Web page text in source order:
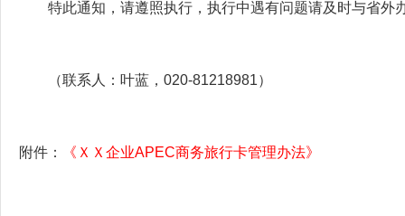
特此通知，请遵照执行，执行中遇有问题请及时与省外
（联系人：叶蓝，020-81218981）
附件 ： 《ＸＸ企业APEC商务旅行卡管理办法》